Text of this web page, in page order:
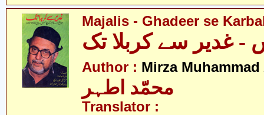
Majalis - Ghadeer se
Author : Mirza Muhammad
محمّد اطہر
Translator :